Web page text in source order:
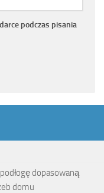
podczas pisania
dopasowaną
domu